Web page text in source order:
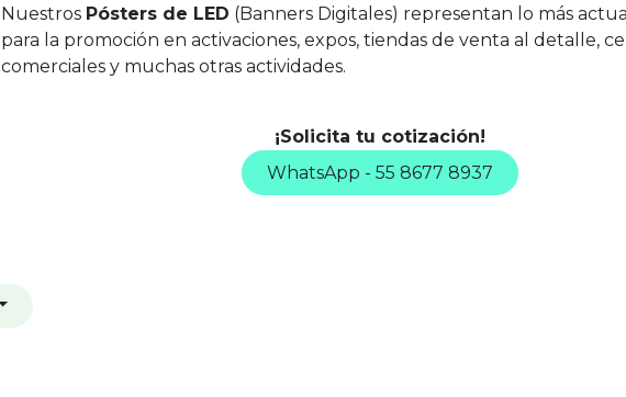
Nuestros Pósters de LED (Banners Digitales) representan lo más
para la promoción en activaciones, expos, tiendas de venta al detalle,
comerciales y muchas otras actividades.
¡Solicita tu cotización!
WhatsApp - 55 8677 8937